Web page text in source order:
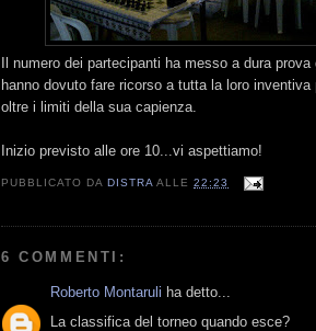
Il numero dei partecipanti ha messo a dura
hanno dovuto fare ricorso a tutta la loro
oltre i limiti della sua capienza.
Inizio previsto alle ore 10...vi aspettiamo!
PUBBLICATO DA DISTRA ALLE22:23
6 COMMENTI:
Roberto Montaruli ha detto...
La classifica del torneo quando esce?